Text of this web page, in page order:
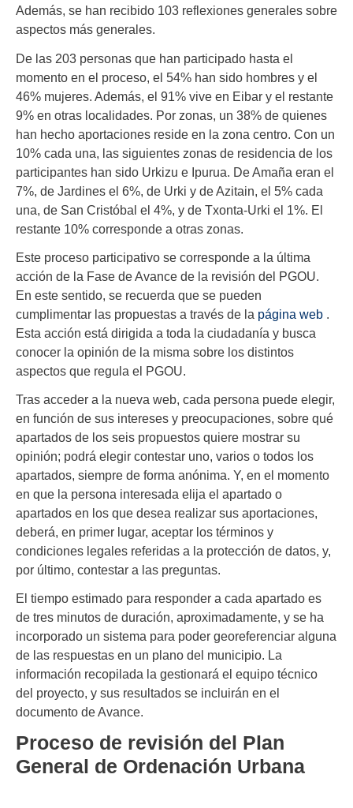
Además, se han recibido 103 reflexiones generales sobre
aspectos más generales.
De las 203 personas que han participado hasta el
momento en el proceso, el 54% han sido hombres y el
46% mujeres. Además, el 91% vive en Eibar y el restante
9% en otras localidades. Por zonas, un 38% de quienes
han hecho aportaciones reside en la zona centro. Con un
10% cada una, las siguientes zonas de residencia de los
participantes han sido Urkizu e Ipurua. De Amaña eran el
7%, de Jardines el 6%, de Urki y de Azitain, el 5% cada
una, de San Cristóbal el 4%, y de Txonta-Urki el 1%. El
restante 10% corresponde a otras zonas.
Este proceso participativo se corresponde a la última
acción de la Fase de Avance de la revisión del PGOU.
En este sentido, se recuerda que se pueden
cumplimentar las propuestas a través de la página web .
Esta acción está dirigida a toda la ciudadanía y busca
conocer la opinión de la misma sobre los distintos
aspectos que regula el PGOU.
Tras acceder a la nueva web, cada persona puede elegir,
en función de sus intereses y preocupaciones, sobre qué
apartados de los seis propuestos quiere mostrar su
opinión; podrá elegir contestar uno, varios o todos los
apartados, siempre de forma anónima. Y, en el momento
en que la persona interesada elija el apartado o
apartados en los que desea realizar sus aportaciones,
deberá, en primer lugar, aceptar los términos y
condiciones legales referidas a la protección de datos, y,
por último, contestar a las preguntas.
El tiempo estimado para responder a cada apartado es
de tres minutos de duración, aproximadamente, y se ha
incorporado un sistema para poder georeferenciar alguna
de las respuestas en un plano del municipio. La
información recopilada la gestionará el equipo técnico
del proyecto, y sus resultados se incluirán en el
documento de Avance.
Proceso de revisión del Plan
General de Ordenación Urbana